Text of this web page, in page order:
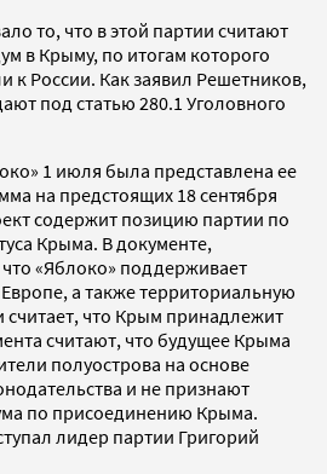
то, что в этой партии считают
в Крыму, по итогам которого
к России. Как заявил Решетников,
под статью 280.1 Уголовного
1 июля была представлена ее
на предстоящих 18 сентября
содержит позицию партии по
Крыма. В документе,
что «Яблоко» поддерживает
а также территориальную
считает, что Крым принадлежит
считают, что будущее Крыма
полуострова на основе
и не признают
по присоединению Крыма.
лидер партии Григорий